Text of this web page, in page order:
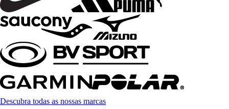
Descubra todas as nossas marcas